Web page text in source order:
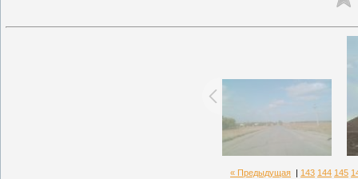
« Предыдущая 143 144 145